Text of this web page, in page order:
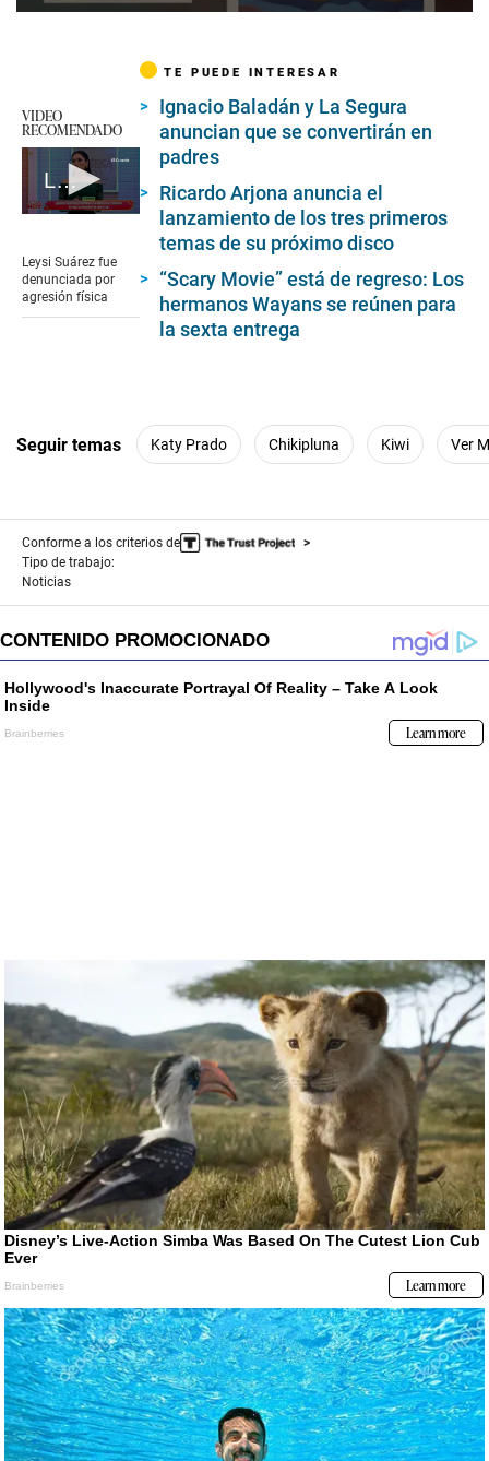
n
d
s
m
u
e
n
d
VIDEO
RECOMENDADO
Leysi Suárez: Entrevista parte 7
of
4
minutes,
Leysi Suárez fue
denunciada por
agresión física
TE PUEDE INTERESAR
Ignacio Baladán y La Segura
anuncian que se convertirán en
padres
Ricardo Arjona anuncia el
lanzamiento de los tres primeros
temas de su próximo disco
“Scary Movie” está de regreso: Los
hermanos Wayans se reúnen para
la sexta entrega
Seguir temas Katy Prado Chikipluna Kiwi Ver
Conforme a los criterios de
Tipo de trabajo:
Noticias